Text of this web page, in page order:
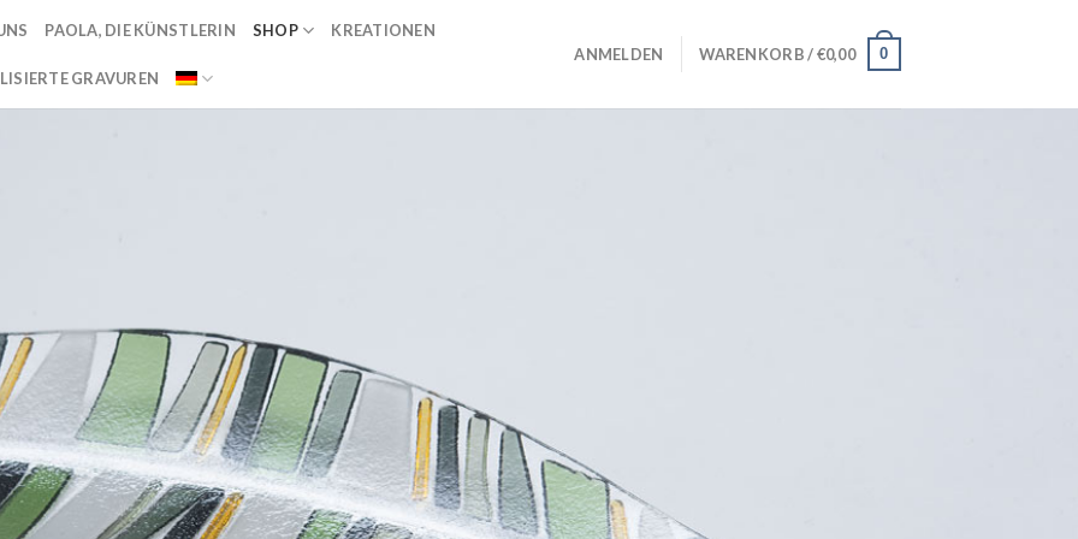
PAOLA, DIE KÜNSTLERIN SHOP KREATIONEN
GRAVUREN
ANMELDEN WARENKORB /€0,00 0